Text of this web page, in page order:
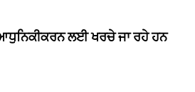
ਲਈ ਖਰਚੇ ਜਾ ਰਹੇ ਹਨ